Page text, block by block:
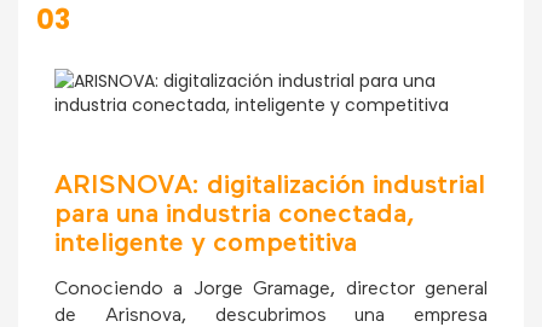
03
ARISNOVA: digitalización industrial
para una industria conectada,
inteligente y competitiva
Conociendo a Jorge Gramage, director general
de Arisnova, descubrimos una empresa